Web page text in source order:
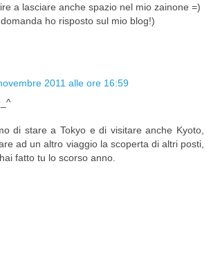
a lasciare anche spazio nel mio zainone =)
ho risposto sul mio blog!)
2011 alle ore 16:59
di stare a Tokyo e di visitare anche Kyoto,
ad un altro viaggio la scoperta di altri posti,
fatto tu lo scorso anno.